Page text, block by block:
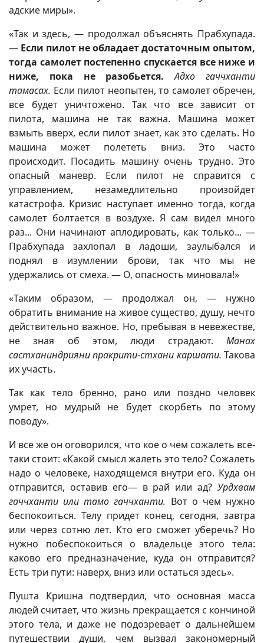
адские миры».
«Так и здесь, — продолжал объяснять Прабхупада.
— Если пилот не обладает достаточным опытом,
тогда самолет постепенно спускается все ниже и
ниже, пока не разобьется.
Адхо гаччханти
тамасах. Если пилот неопытен, то самолет обречен,
все будет уничтожено. Так что все зависит от
пилота, машина не так важна. Машина может
взмыть вверх, если пилот знает, как это сделать. Но
машина может полететь вниз. Это часто
происходит. Посадить машину очень трудно. Это
опасный маневр. Если пилот не справится с
управлением, незамедлительно произойдет
катастрофа. Кризис наступает именно тогда, когда
самолет болтается в воздухе. Я сам видел много
раз... Они начинают аплодировать, как только... —
Прабхупада захлопал в ладоши, заулыбался и
поднял в изумлении брови, так что мы не
удержались от смеха. — О, опасность миновала!»
«Таким образом, — продолжал он, — нужно
обратить внимание на живое существо, душу, нечто
действительно важное. Но, пребывая в невежестве,
не зная об этом, люди страдают. Манах
састханиндрияни пракрити-стхани каршати. Такова
их участь.
Так как тело бренно, рано или поздно человек
умрет, но мудрый не будет скорбеть по этому
поводу».
И все же он оговорился, что кое о чем сожалеть все-
таки стоит: «Какой смысл жалеть это тело? Сожалеть
надо о человеке, находящемся внутри его. Куда он
отправится, оставив его— в рай или ад? Урдхвам
гаччханти или тамо гаччханти. Вот о чем нужно
беспокоиться. Телу придет конец, сегодня, завтра
или через сотню лет. Кто его сможет уберечь? Но
нужно побеспокоиться о владельце этого тела:
каково его предназначение, куда он отправится?
Есть три пути: наверх, вниз или остаться здесь».
Пушта Кришна подтвердил, что основная масса
людей считает, что жизнь прекращается с кончиной
этого тела, и даже не подозревает о дальнейшем
путешествии души, чем вызвал закономерный